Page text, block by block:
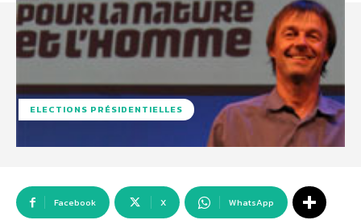
ELECTIONS PRÉSIDENTIELLES
Facebook X WhatsApp